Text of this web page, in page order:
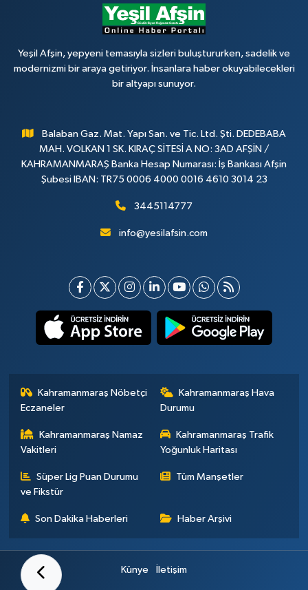
Yeşil Afşin, yepyeni temasıyla sizleri buluştururken, sadelik ve
modernizmi bir araya getiriyor. İnsanlara haber okuyabilecekleri
bir altyapı sunuyor.
Balaban Gaz. Mat. Yapı San. ve Tic. Ltd. Şti. DEDEBABA
MAH. VOLKAN 1 SK. KIRAÇ SİTESİ A NO: 3AD AFŞİN /
KAHRAMANMARAŞ Banka Hesap Numarası: İş Bankası Afşin
Şubesi IBAN: TR75 0006 4000 0016 4610 3014 23
3445114777
info@yesilafsin.com
Kahramanmaraş Nöbetçi
Eczaneler
Kahramanmaraş Hava
Durumu
Kahramanmaraş Namaz
Vakitleri
Kahramanmaraş Trafik
Yoğunluk Haritası
Süper Lig Puan Durumu
ve Fikstür
Tüm Manşetler
Son Dakika Haberleri Haber Arşivi
Künye İletişim